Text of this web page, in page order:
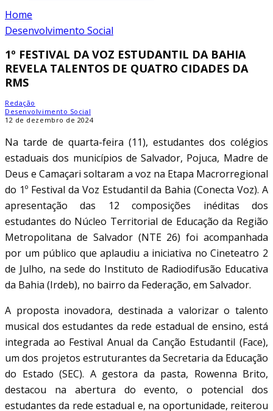
Home
Desenvolvimento Social
1º FESTIVAL DA VOZ ESTUDANTIL DA BAHIA
REVELA TALENTOS DE QUATRO CIDADES DA
RMS
Redação
Desenvolvimento Social
12 de dezembro de 2024
Na tarde de quarta-feira (11), estudantes dos colégios
estaduais dos municípios de Salvador, Pojuca, Madre de
Deus e Camaçari soltaram a voz na Etapa Macrorregional
do 1º Festival da Voz Estudantil da Bahia (Conecta Voz). A
apresentação das 12 composições inéditas dos
estudantes do Núcleo Territorial de Educação da Região
Metropolitana de Salvador (NTE 26) foi acompanhada
por um público que aplaudiu a iniciativa no Cineteatro 2
de Julho, na sede do Instituto de Radiodifusão Educativa
da Bahia (Irdeb), no bairro da Federação, em Salvador.
A proposta inovadora, destinada a valorizar o talento
musical dos estudantes da rede estadual de ensino, está
integrada ao Festival Anual da Canção Estudantil (Face),
um dos projetos estruturantes da Secretaria da Educação
do Estado (SEC). A gestora da pasta, Rowenna Brito,
destacou na abertura do evento, o potencial dos
estudantes da rede estadual e, na oportunidade, reiterou